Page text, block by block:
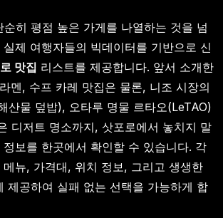
순히 평점 높은 가게를 나열하는 것을 넘
제 여행자들의 빅데이터를 기반으로 신
맛집 리스트를 제공합니다. 앞서 소개한
멘, 수프 카레 맛집은 물론, 니조 시장의
산물 덮밥), 오타루 명물 르타오(LeTAO)
디저트 명소까지, 삿포로에서 놓치지 말
보를 한곳에서 확인할 수 있습니다. 각
뉴, 가격대, 위치 정보, 그리고 생생한
제공하여 실패 없는 선택을 가능하게 합